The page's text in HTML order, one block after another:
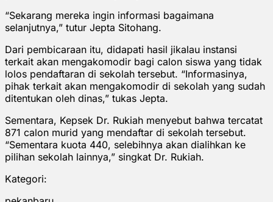
“Sekarang mereka ingin informasi bagaimana
selanjutnya,” tutur Jepta Sitohang.
Dari pembicaraan itu, didapati hasil jikalau instansi
terkait akan mengakomodir bagi calon siswa yang tidak
lolos pendaftaran di sekolah tersebut. “Informasinya,
pihak terkait akan mengakomodir di sekolah yang sudah
ditentukan oleh dinas,” tukas Jepta.
Sementara, Kepsek Dr. Rukiah menyebut bahwa tercatat
871 calon murid yang mendaftar di sekolah tersebut.
“Sementara kuota 440, selebihnya akan dialihkan ke
pilihan sekolah lainnya,” singkat Dr. Rukiah.
Kategori: